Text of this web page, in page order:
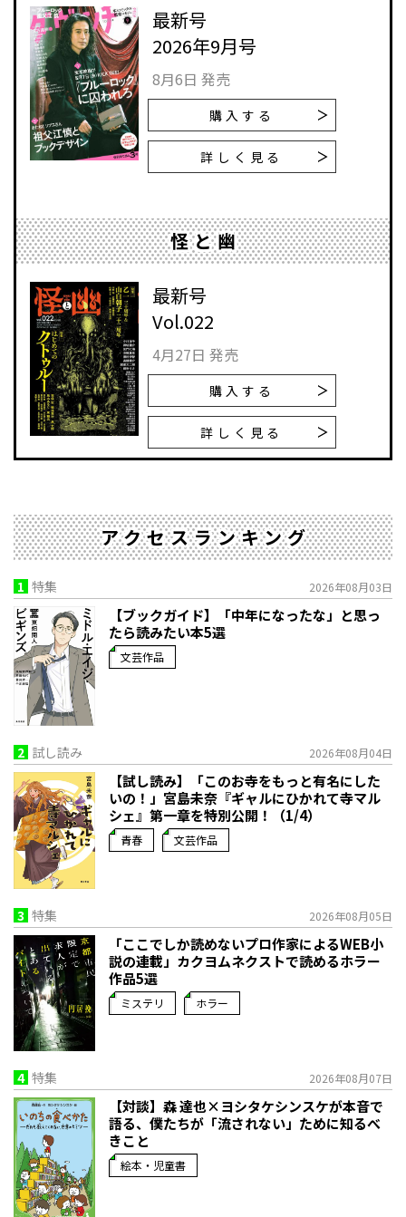
最新号
2026年9月号
8月6日 発売
購入する
詳しく見る
怪と幽
最新号
Vol.022
4月27日 発売
購入する
詳しく見る
アクセスランキング
1 特集 2026年08月03日
【ブックガイド】「中年になったな」と思っ
たら読みたい本5選
文芸作品
2 試し読み 2026年08月04日
【試し読み】「このお寺をもっと有名にした
いの！」宮島未奈『ギャルにひかれて寺マル
シェ』第一章を特別公開！（1/4）
青春 文芸作品
3 特集 2026年08月05日
「ここでしか読めないプロ作家によるWEB小
説の連載」――カクヨムネクストで読めるホラー
作品5選
ミステリ ホラー
4 特集 2026年08月07日
【対談】森 達也×ヨシタケシンスケが本音で
語る、僕たちが「流されない」ために知るべ
きこと
絵本・児童書